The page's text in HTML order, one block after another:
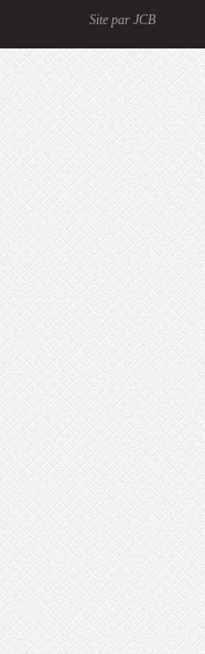
Site par JCB